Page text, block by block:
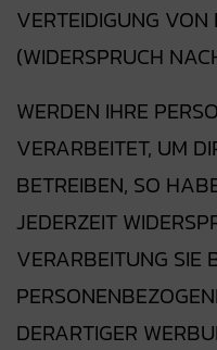
VERTEIDIGUNG
(WIDERSPRUCH
WERDEN IHRE
VERARBEITET, UM
BETREIBEN, SO
JEDERZEIT
VERARBEITUNG SIE
DERARTIGER